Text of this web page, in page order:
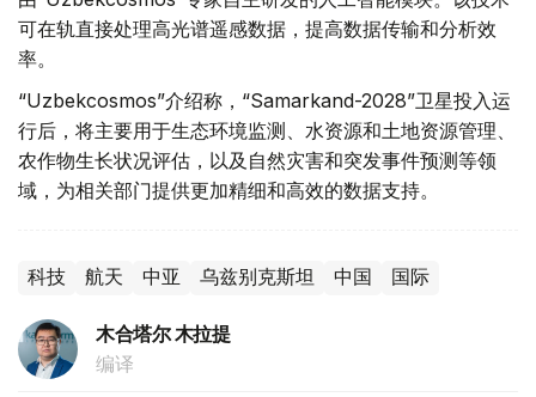
可在轨直接处理高光谱遥感数据，提高数据传输和分析效
率。
“Uzbekcosmos”介绍称，“Samarkand-2028”卫星投入运
行后，将主要用于生态环境监测、水资源和土地资源管理、
农作物生长状况评估，以及自然灾害和突发事件预测等领
域，为相关部门提供更加精细和高效的数据支持。
科技 航天 中亚 乌兹别克斯坦 中国 国际
木合塔尔 木拉提
编译